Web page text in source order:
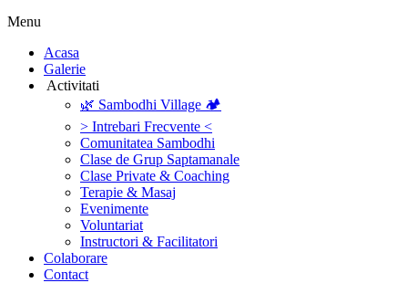
Menu
‎Acasa
Galerie
‎ ‎Activitati‎
🌿 Sambodhi Village 🏕️
> Intrebari Frecvente <
Comunitatea Sambodhi
Clase de Grup Saptamanale
Clase Private & Coaching
Terapie & Masaj
‎Evenimente
Voluntariat
‏‏‎Instructori & Facilitatori
Colaborare
Contact